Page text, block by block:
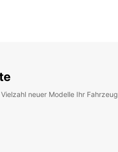
neuer Modelle Ihr Fahrzeug